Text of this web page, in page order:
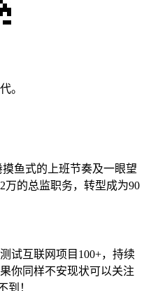
。
鱼式的上班节奏及一眼望
万的总监职务，转型成为90
试互联网项目100+，持续
你同样不安现状可以关注
到！